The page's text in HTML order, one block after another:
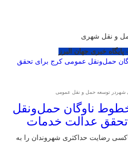
و نقل شهری
خبری جهان البرز
شهردر توسعه حمل و نقل عمومی
ناوگان حمل‌ونقل
عدالت خدمات
رضایت حداکثری شهروندان را به